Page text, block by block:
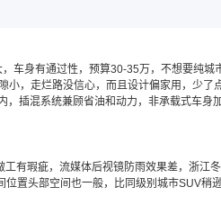
车身有通过性，预算30-35万，不想要纯城
，走烂路没信心，而且设计偏家用，少了
插混系统兼顾省油和动力，非承载式车身
有瑕疵，流媒体后视镜防雨效果差，浙江
置头部空间也一般，比同级别城市SUV稍